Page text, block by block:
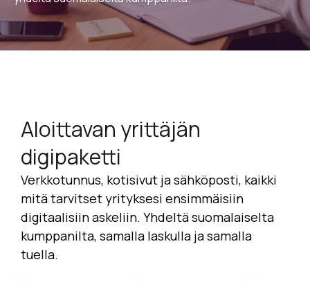
Aloittavan yrittäjän
digipaketti
Verkkotunnus, kotisivut ja sähköposti, kaikki
mitä tarvitset yrityksesi ensimmäisiin
digitaalisiin askeliin. Yhdeltä suomalaiselta
kumppanilta, samalla laskulla ja samalla
tuella.